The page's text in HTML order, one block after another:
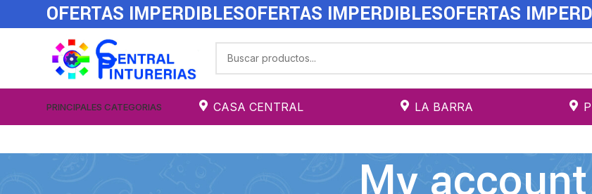
OFERTAS IMPERDIBLESOFERTAS IMPERDIBLESOFERTAS
PRINCIPALES CATEGORIAS CASA CENTRAL LA BARRA
My account